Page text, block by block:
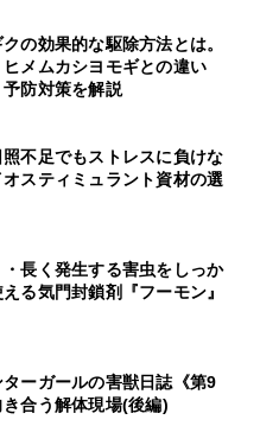
の効果的な駆除方法とは。
メムカシヨモギとの違い
防対策を解説
不足でもストレスに負けな
スティミュラント資材の選
長く発生する害虫をしっか
る気門封鎖剤『フーモン』
ターガールの害獣日誌《第9
合う解体現場(後編)